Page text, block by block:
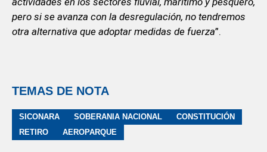
pero si se avanza con la desregulación, no tendremos
otra alternativa que adoptar medidas de fuerza”.
TEMAS DE NOTA
SICONARA SOBERANIA NACIONAL
CONSTITUCIÓN
RETIRO
AEROPARQUE